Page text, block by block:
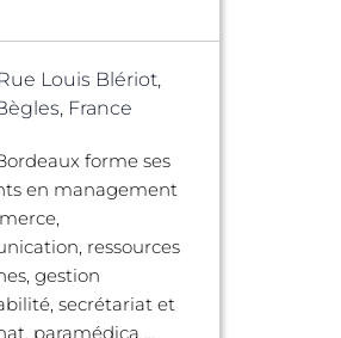
Rue Louis Blériot,
France
forme ses
en management
ressources
gestion
secrétariat et
paramédica ...